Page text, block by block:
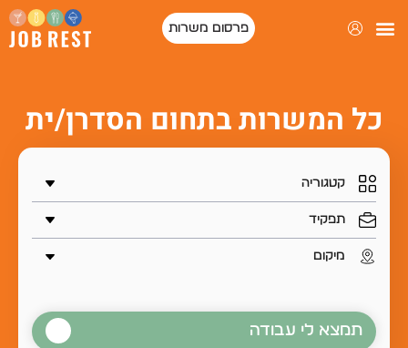
פרסום משרות
כל המשרות בתחום הסדרן/ית
תמצא לי עבודה